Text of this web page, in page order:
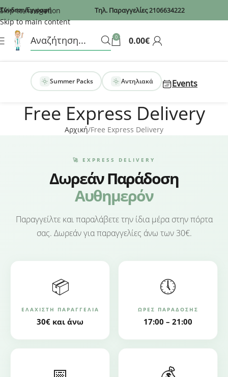
Recaptcha
Skip to navigation
Skip to main content
Σύνδεση/Εγγραφή Τηλ. Παραγγελίες2106634222
0 0.00€
Summer Packs Αντηλιακά Events
Free Express Delivery
Αρχική Free Express Delivery
🚀 EXPRESS DELIVERY
Δωρεάν Παράδοση
Αυθημερόν
Παραγγείλτε και παραλάβετε την ίδια μέρα στην πόρτα
σας. Δωρεάν για παραγγελίες άνω των 30€.
📦
ΕΛΆΧΙΣΤΗ ΠΑΡΑΓΓΕΛΊΑ
30€ και άνω
🕔
ΏΡΕΣ ΠΑΡΆΔΟΣΗΣ
17:00 – 21:00